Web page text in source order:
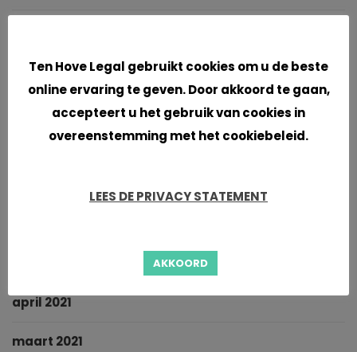
maart 2022
januari 2022
april 2021
maart 2021
Ten Hove Legal gebruikt cookies om u de beste
online ervaring te geven. Door akkoord te gaan,
accepteert u het gebruik van cookies in
overeenstemming met het cookiebeleid.
LEES DE PRIVACY STATEMENT
AKKOORD